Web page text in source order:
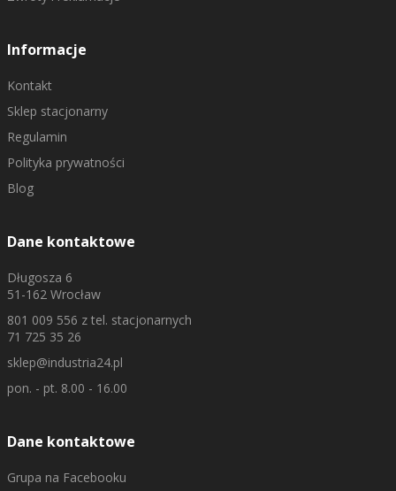
Informacje
Kontakt
Sklep stacjonarny
Regulamin
Polityka prywatności
Blog
Dane kontaktowe
Długosza 6
51-162 Wrocław
801 009 556 z tel. stacjonarnych
71 725 35 26
sklep@industria24.pl
pon. - pt. 8.00 - 16.00
Dane kontaktowe
Grupa na Facebooku